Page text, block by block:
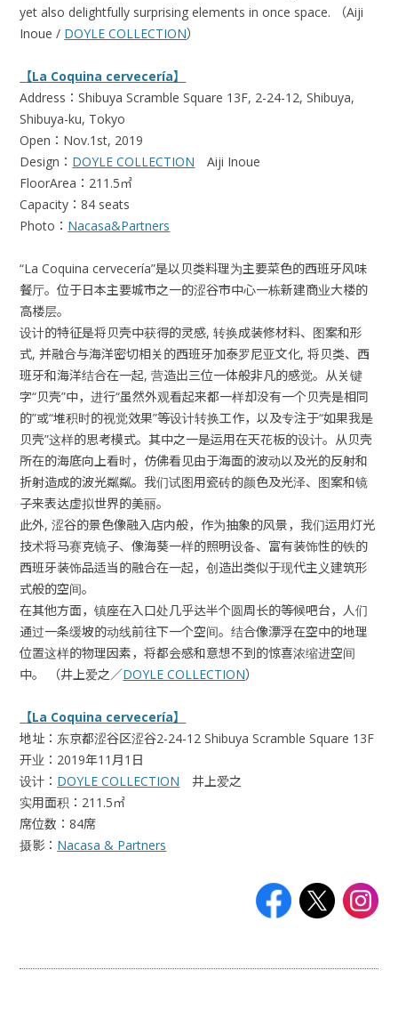
yet also delightfully surprising elements in once space. （Aiji
Inoue / DOYLE COLLECTION）
【La Coquina cervecería】
Address：Shibuya Scramble Square 13F, 2-24-12, Shibuya,
Shibuya-ku, Tokyo
Open：Nov.1st, 2019
Design： DOYLE COLLECTION Aiji Inoue
FloorArea：211.5㎡
Capacity：84 seats
Photo： Nacasa&Partners
“La Coquina cervecería”是以贝类料理为主要菜色的西班牙风味
餐厅。位于日本主要城市之一的涩谷市中心一栋新建商业大楼的
高楼层。
设计的特征是将贝壳中获得的灵感, 转换成装修材料、图案和形
式, 并融合与海洋密切相关的西班牙加泰罗尼亚文化, 将贝类、西
班牙和海洋结合在一起, 营造出三位一体般非凡的感觉。从关键
字“贝壳”中，进行“虽然外观看起来都一样却没有一个贝壳是相同
的”或“堆积时的视觉效果”等设计转换工作，以及专注于“如果我是
贝壳”这样的思考模式。其中之一是运用在天花板的设计。从贝壳
所在的海底向上看时，仿佛看见由于海面的波动以及光的反射和
折射造成的波光粼粼。我们试图用瓷砖的颜色及光泽、图案和镜
子来表达虚拟世界的美丽。
此外, 涩谷的景色像融入店内般，作为抽象的风景，我们运用灯光
技术将马赛克镜子、像海葵一样的照明设备、富有装饰性的铁的
西班牙装饰品适当的融合在一起，创造出类似于现代主义建筑形
式般的空间。
在其他方面，镇座在入口处几乎达半个圆周长的等候吧台，人们
通过一条缓坡的动线前往下一个空间。结合像漂浮在空中的地理
位置这样的物理因素，将都会感和意想不到的惊喜浓缩进空间
中。 （井上爱之／DOYLE COLLECTION）
【La Coquina cervecería】
地址：东京都涩谷区涩谷2-24-12 Shibuya Scramble Square 13F
开业：2019年11月1日
设计： DOYLE COLLECTION 井上爱之
实用面积：211.5㎡
席位数：84席
摄影： Nacasa & Partners